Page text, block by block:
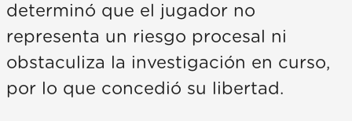
determinó que el jugador no
representa un riesgo procesal ni
obstaculiza la investigación en curso,
por lo que concedió su libertad.